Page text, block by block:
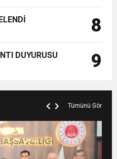
8
DUYURUSU 9
Tümünü Gör